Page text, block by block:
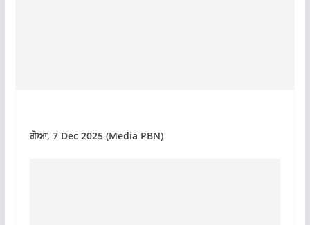
ਗੋਆ, 7 Dec 2025 (Media PBN)